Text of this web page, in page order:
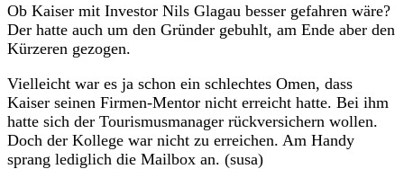
Ob Kaiser mit Investor Nils Glagau besser gefahren wäre?
Der hatte auch um den Gründer gebuhlt, am Ende aber den
Kürzeren gezogen.
Vielleicht war es ja schon ein schlechtes Omen, dass
Kaiser seinen Firmen-Mentor nicht erreicht hatte. Bei ihm
hatte sich der Tourismusmanager rückversichern wollen.
Doch der Kollege war nicht zu erreichen. Am Handy
sprang lediglich die Mailbox an. (susa)